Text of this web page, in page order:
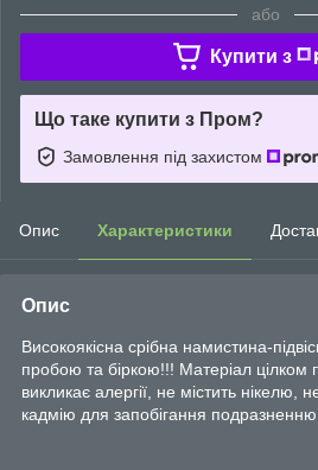
або
Купити з
Що таке купити з Пром?
Замовлення під захистом
Опис Характеристики
Опис
Високоякісна срібна намистина-
пробою та біркою!!! Матеріал цілком
викликає алергії, не містить нікелю,
кадмію для запобігання подразненню.